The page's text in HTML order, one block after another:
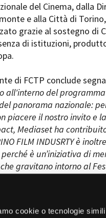
cookie o tecnologie
del Cinema, dalla
e alla Città di
grazie al sostegno di
di istituzioni,
di FCTP conclude
all'interno del
panorama nazionale:
piacere il nostro invito e
Mediaset ha
FILM INDUSRTY è
è un’iniziativa di
gravitano intorno al